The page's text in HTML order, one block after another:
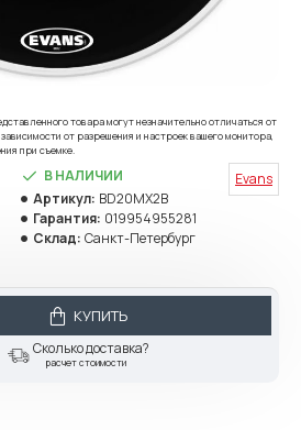
товара могут незначительно отличаться от
от разрешения и настроек вашего монитора,
при съемке.
В НАЛИЧИИ
Артикул: BD20MX2B
Гарантия: 019954955281
Склад: Санкт-Петербург
Evans
КУПИТЬ
Сколько доставка?
расчет стоимости